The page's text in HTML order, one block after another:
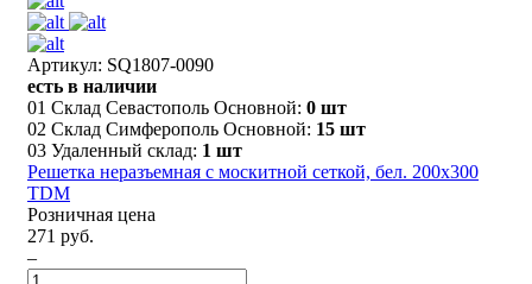
Артикул: SQ1807-0090
есть в наличии
01 Склад Севастополь Основной: 0 шт
02 Склад Симферополь Основной: 15 шт
03 Удаленный склад: 1 шт
Решетка неразъемная с москитной сеткой, бел. 200х300
TDM
Розничная цена
271 руб.
–